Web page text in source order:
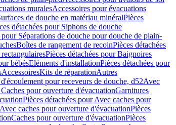
muralesAccessoires pour évacuations
de douche en matériau minéralPièces
détachées pour Siphons de douche
pour Séparations de douche pour douche de plain-
Boîtes de rangement de recoinPièces détachées
Pièces détachées pour Baignoires
bébésEléments d'installationPièces détachées pour
AccessoiresKits de réparationAutres
pour receveurs de douche, d52Avec
pour ouverture d'évacuationGarnitures
Pièces détachées pour Avec caches pour
Avec caches pour ouverture d'évacuationPièces
Caches pour ouverture d'évacuationPièces